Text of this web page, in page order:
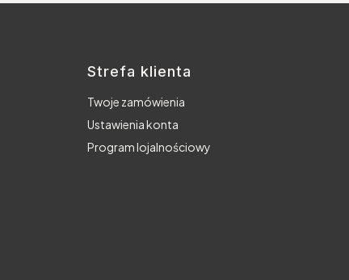
Strefa klienta
Twoje zamówienia
Ustawienia konta
Program lojalnościowy